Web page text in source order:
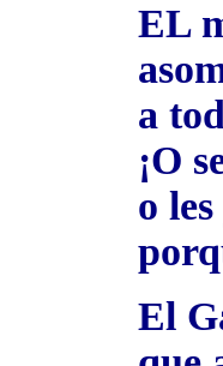
EL
a
¡O
o
El